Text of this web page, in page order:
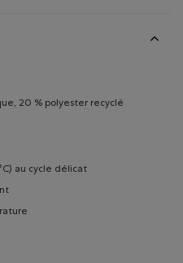
20 % polyester recyclé
au cycle délicat